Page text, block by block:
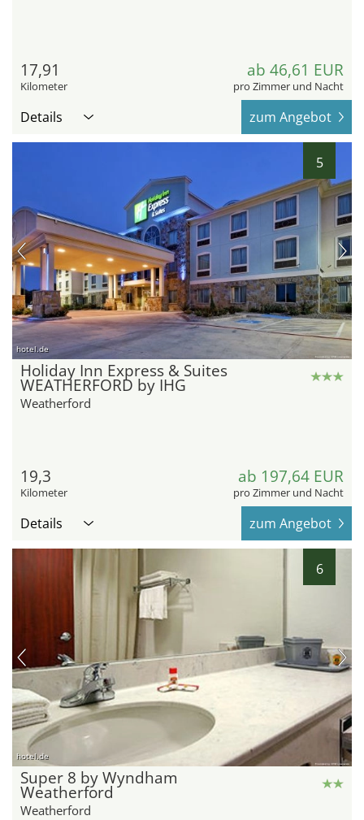
17,91
Kilometer
ab 46,61 EUR
pro Zimmer und Nacht
Details zum Angebot
5
hotel.de
Holiday Inn Express & Suites
WEATHERFORD by IHG
Weatherford
19,3
Kilometer
ab 197,64 EUR
pro Zimmer und Nacht
Details zum Angebot
6
hotel.de
Super 8 by Wyndham
Weatherford
Weatherford